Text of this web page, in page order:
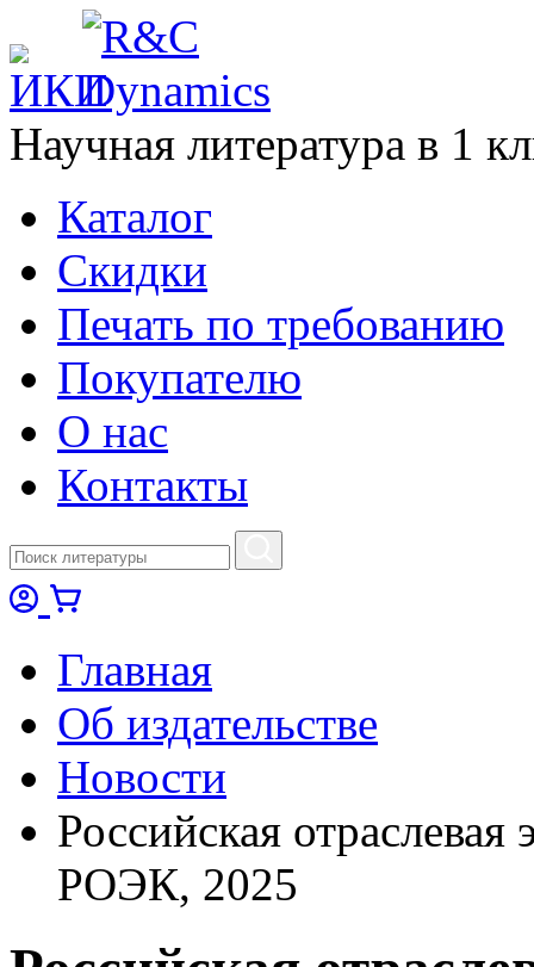
Научная литература в 1
Каталог
Cкидки
Печать по требованию
Покупателю
О нас
Контакты
Главная
Об издательстве
Новости
Российская отраслевая
РОЭК, 2025